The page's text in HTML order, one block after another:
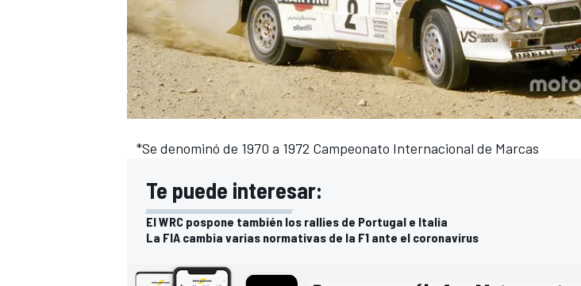
*Se denominó de 1970 a 1972 Campeonato Internacional de Marcas
Te puede interesar:
El WRC pospone también los rallies de Portugal e Italia
La FIA cambia varias normativas de la F1 ante el coronavirus